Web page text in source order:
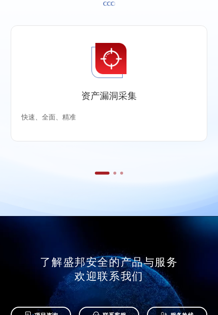
资产漏洞采集
快速、全面、精准
了解盛邦安全的产品与服务
欢迎联系我们